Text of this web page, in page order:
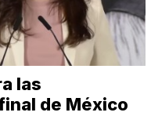
las
de México